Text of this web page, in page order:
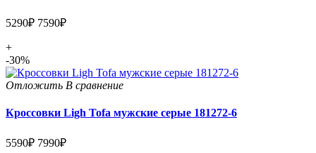
5290₽ 7590₽
+
-30%
Отложить В сравнение
Кроссовки Ligh Tofa мужские серые 181272-6
5590₽ 7990₽